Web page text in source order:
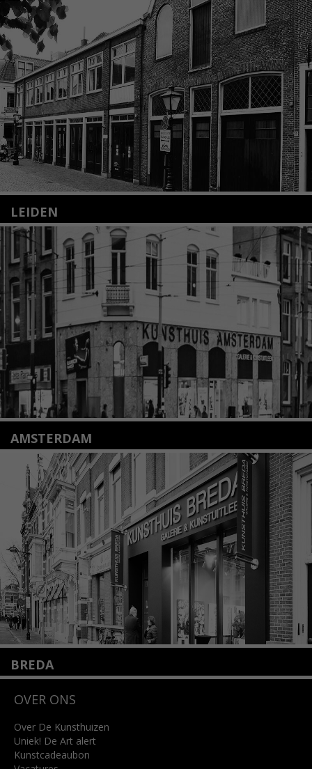
LEIDEN
Nieuwstraat 35
2312 KA Leiden
+31(0)71 – 52 84 480
info@kunsthuisleiden.nl
Lees meer
AMSTERDAM
Amstelveenseweg 135
1075 VX Amsterdam
+31 (0)20 2332546
info@kunsthuisamsterdam.nl
Lees meer
BREDA
4818 SB Breda
info@kunsthuisbreda.nl
Lees meer
OVER ONS
Over De Kunsthuizen
Uniek! De Art alert
Kunstcadeaubon